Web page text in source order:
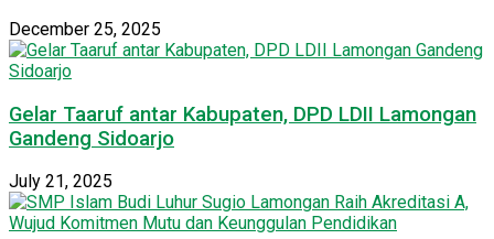
December 25, 2025
Gelar Taaruf antar Kabupaten, DPD LDII Lamongan
Gandeng Sidoarjo
July 21, 2025